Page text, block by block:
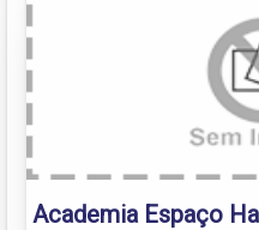
Academia Espaço